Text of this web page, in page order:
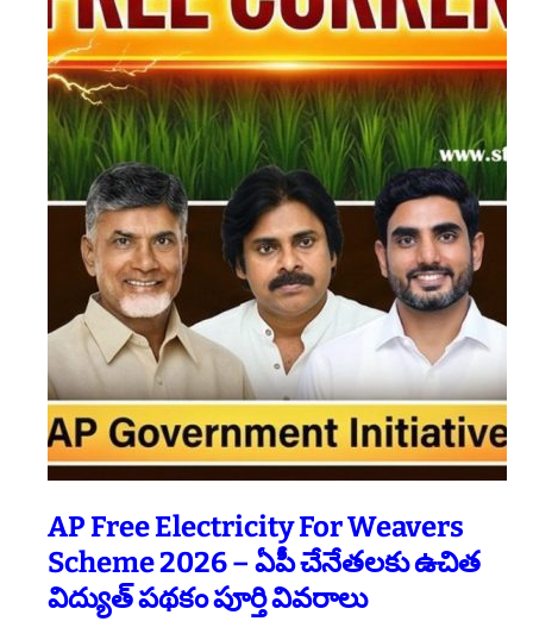
AP Free Electricity For Weavers
Scheme 2026 – ఏపీ చేనేతలకు ఉచిత
విద్యుత్ పథకం పూర్తి వివరాలు